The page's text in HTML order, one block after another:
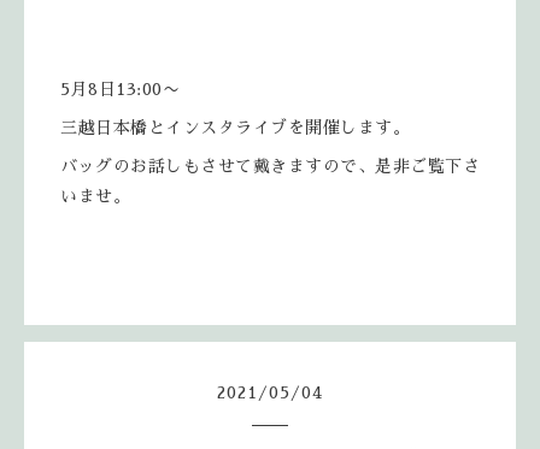
5月8日13:00〜
三越日本橋とインスタライブを開催します。
バッグのお話しもさせて戴きますので、是非ご覧下さ
いませ。
2021 /05 /04